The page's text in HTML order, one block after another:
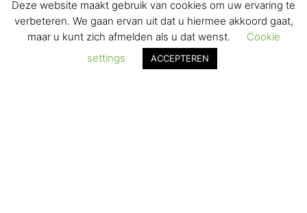
VERZENDEN & RETOURNEREN
Deze website maakt gebruik van cookies om uw ervaring te
verbeteren. We gaan ervan uit dat u hiermee akkoord gaat,
maar u kunt zich afmelden als u dat wenst.
Cookie
settings
ACCEPTEREN